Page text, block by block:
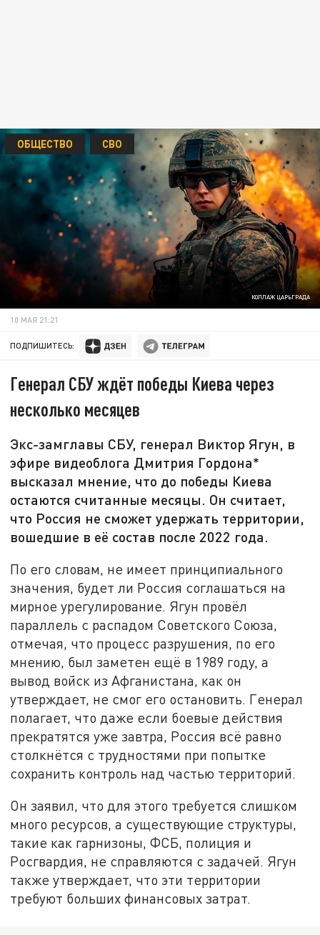
КОЛЛАЖ ЦАРЬГРАДА
ОБЩЕСТВО СВО
10 МАЯ 21:21
ПОДПИШИТЕСЬ:
Генерал СБУ ждёт победы Киева через
несколько месяцев
Экс-замглавы СБУ, генерал Виктор Ягун, в
эфире видеоблога Дмитрия Гордона*
высказал мнение, что до победы Киева
остаются считанные месяцы. Он считает,
что Россия не сможет удержать территории,
вошедшие в её состав после 2022 года.
По его словам, не имеет принципиального
значения, будет ли Россия соглашаться на
мирное урегулирование. Ягун провёл
параллель с распадом Советского Союза,
отмечая, что процесс разрушения, по его
мнению, был заметен ещё в 1989 году, а
вывод войск из Афганистана, как он
утверждает, не смог его остановить. Генерал
полагает, что даже если боевые действия
прекратятся уже завтра, Россия всё равно
столкнётся с трудностями при попытке
сохранить контроль над частью территорий.
Он заявил, что для этого требуется слишком
много ресурсов, а существующие структуры,
такие как гарнизоны, ФСБ, полиция и
Росгвардия, не справляются с задачей. Ягун
также утверждает, что эти территории
требуют больших финансовых затрат.